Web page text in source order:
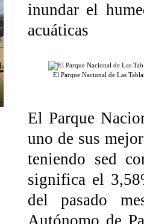
inundar el
acuáticas
El Parque Nacional de Las
El Parque
uno de sus
teniendo sed
significa el
del pasado